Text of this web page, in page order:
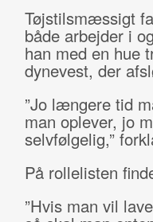
Tøjstilsmæssigt
både arbejder i
han med en hue
dynevest, der
”Jo længere tid
man oplever, jo
selvfølgelig,”
På rollelisten
”Hvis man vil